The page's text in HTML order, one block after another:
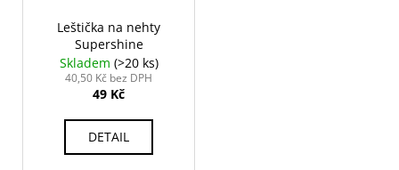
Leštička na nehty
Supershine
Skladem (>20 ks)
40,50 Kč bez DPH
49 Kč
DETAIL